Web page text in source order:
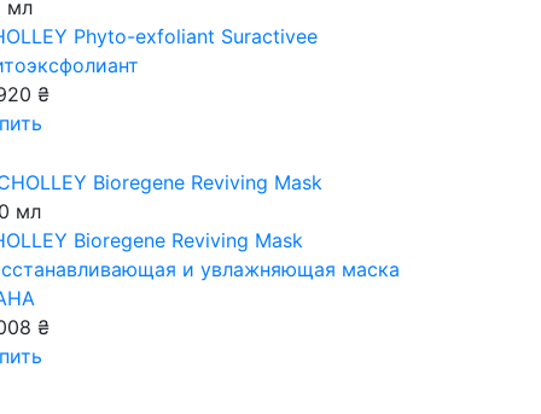
мл
Phyto-exfoliant Suractivee
₴
мл
Bioregene Reviving Mask
и увлажняющая маска
₴